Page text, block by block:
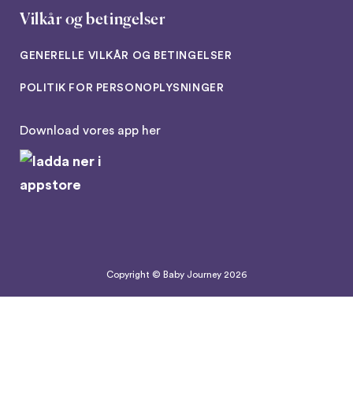
Vilkår og betingelser
GENERELLE VILKÅR OG BETINGELSER
POLITIK FOR PERSONOPLYSNINGER
Download vores app her
Copyright © Baby Journey 2026